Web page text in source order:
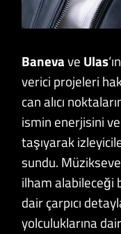
Banevave Ulas
verici projeleri
can alıcı
ismin enerjisini
taşıyarak
sundu.
ilham alabileceği
dair çarpıcı
yolculuklarına